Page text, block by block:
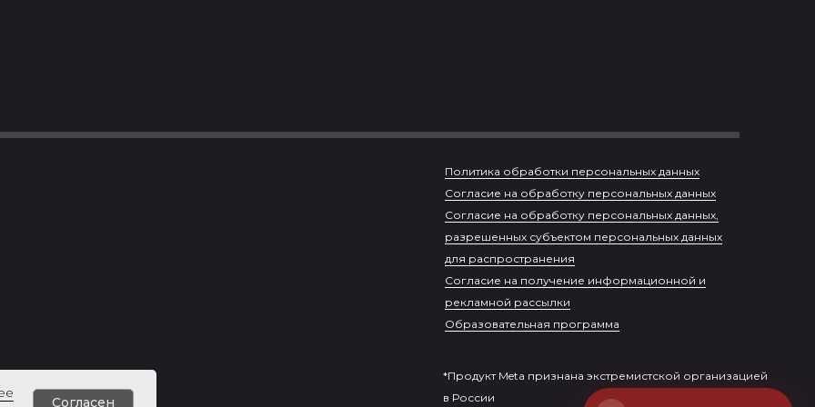
Политика обработки персональных данных
Согласие на обработку персональных данных
Согласие на обработку персональных данных,
разрешенных субъектом персональных данных
для распространения
Согласие на получение информационной и
рекламной рассылки
Образовательная программа
*Продукт Meta признана экстремистской организацией
в России
Согласен